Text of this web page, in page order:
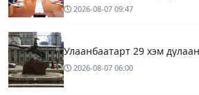
2026-08-07 09:47
Улаанбаатарт 29 хэм
2026-08-07 06:00